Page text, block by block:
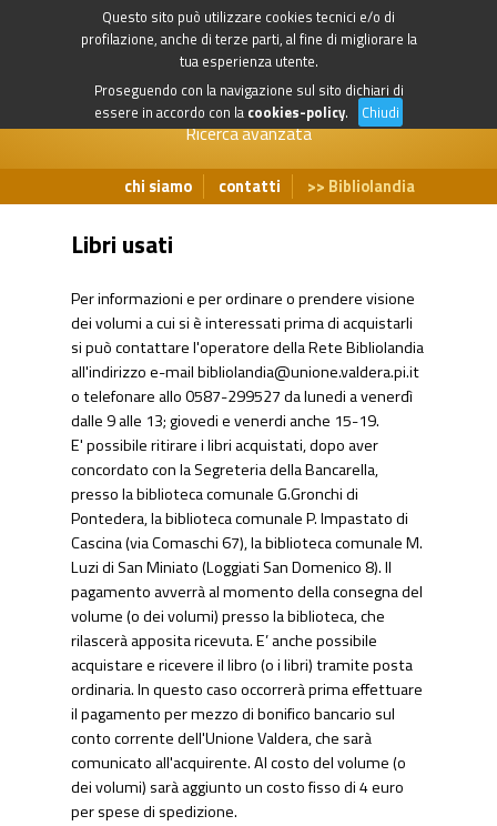
Questo sito può utilizzare cookies tecnici e/o di
profilazione, anche di terze parti, al fine di migliorare la
tua esperienza utente.
Proseguendo con la navigazione sul sito dichiari di
essere in accordo con la cookies-policy. Chiudi
Ricerca avanzata
chi siamo contatti Bibliolandia
Libri usati
Per informazioni e per ordinare o prendere visione
dei volumi a cui si è interessati prima di acquistarli
si può contattare l'operatore della Rete Bibliolandia
all'indirizzo e-mailbibliolandia@unione.valdera.pi.it
o telefonare allo 0587-299527 da lunedi a venerdì
dalle 9 alle 13; giovedi e venerdi anche 15-19.
E' possibile ritirare i libri acquistati, dopo aver
concordato con la Segreteria della Bancarella,
presso la biblioteca comunale G.Gronchi di
Pontedera, la biblioteca comunale P. Impastato di
Cascina (via Comaschi 67), la biblioteca comunale M.
Luzi di San Miniato (Loggiati San Domenico 8). Il
pagamento avverrà al momento della consegna del
volume (o dei volumi) presso la biblioteca, che
rilascerà apposita ricevuta. E’ anche possibile
acquistare e ricevere il libro (o i libri) tramite posta
ordinaria. In questo caso occorrerà prima effettuare
il pagamento per mezzo di bonifico bancario sul
conto corrente dell'Unione Valdera, che sarà
comunicato all'acquirente. Al costo del volume (o
dei volumi) sarà aggiunto un costo fisso di 4 euro
per spese di spedizione.